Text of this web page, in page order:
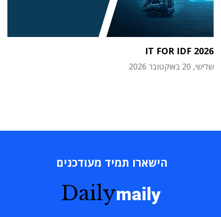
IT FOR IDF 2026
שלישי, 20 באוקטובר 2026
הישארו תמיד מעודכנים
Dailymaily